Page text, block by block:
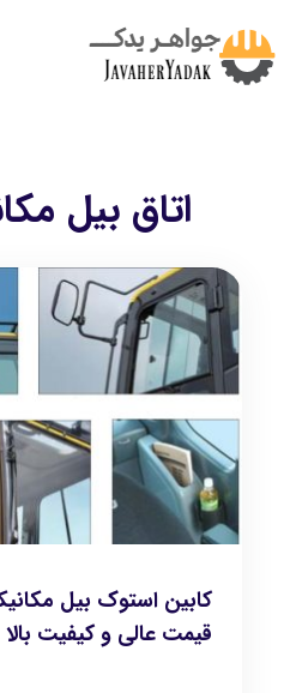
اتاق بیل
کابین استوک بیل
قیمت عالی و کیفیت بالا